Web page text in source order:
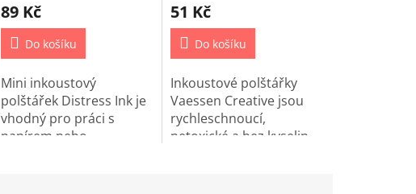
89 Kč
Do košíku
Mini inkoustový
polštářek Distress Ink je
vhodný pro práci s
papírem nebo
51 Kč
Do košíku
Inkoustové polštářky
Vaessen Creative jsou
rychleschnoucí,
netoxické a bez kyselin.